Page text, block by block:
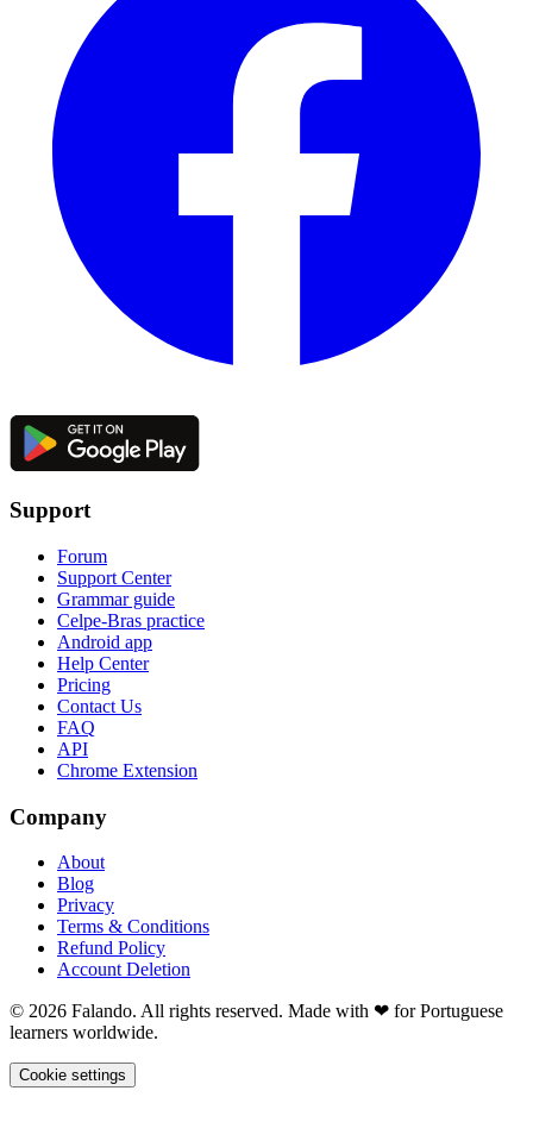
Support
Forum
Support Center
Grammar guide
Celpe-Bras practice
Android app
Help Center
Pricing
Contact Us
FAQ
API
Chrome Extension
Company
About
Blog
Privacy
Terms & Conditions
Refund Policy
Account Deletion
© 2026 Falando. All rights reserved. Made with ❤ for Portuguese
learners worldwide.
Cookie settings